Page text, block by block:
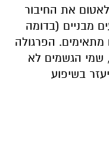
את החיבור
מבניים (בדומה
מתאימים. הפרגולה
שמי הגשמים לא
בשיפוע